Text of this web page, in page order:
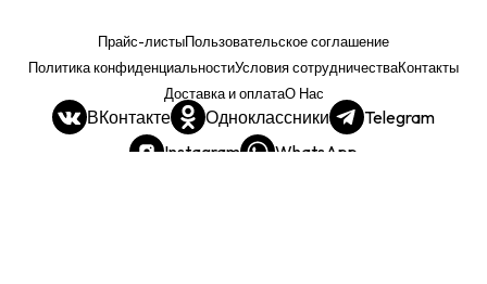
Прайс-листыПользовательское соглашение
Политика конфиденциальностиУсловия сотрудничестваКонтакты
Доставка и оплатаО Нас
ВКонтакте Одноклассники
Telegram
Instagram
WhatsApp